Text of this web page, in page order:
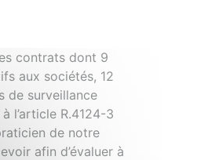
contrats dont 9
aux sociétés, 12
de surveillance
l’article R.4124-3
de notre
afin d’évaluer à